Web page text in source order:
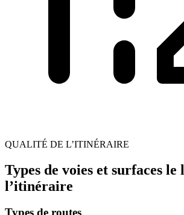
QUALITÉ DE L’ITINÉRAIRE
Types de voies et surfaces le
l’itinéraire
Types de routes